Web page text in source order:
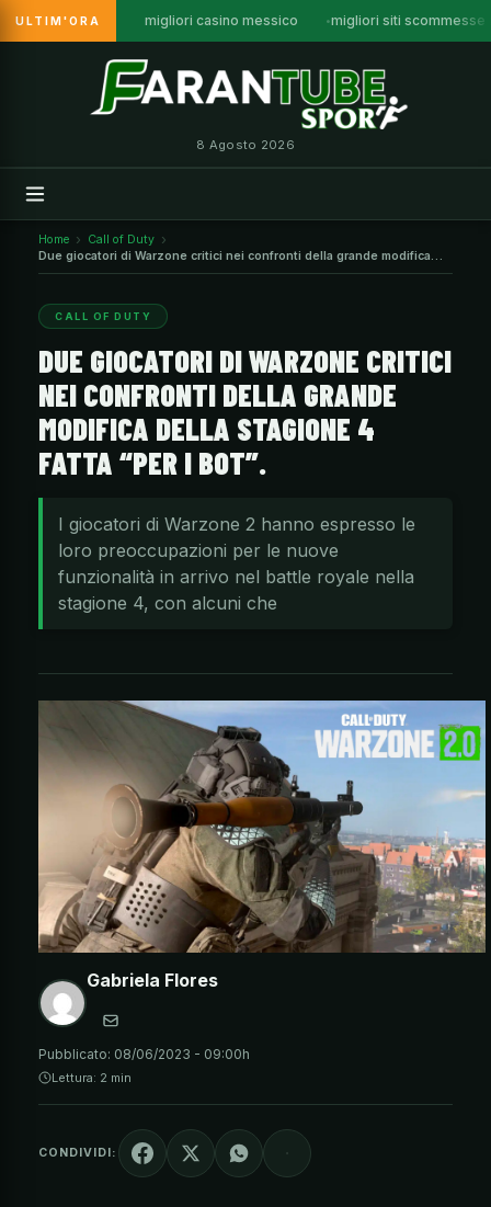
ULTIM'ORA migliori casino messico migliori siti scommesse
8 Agosto 2026
Home
Call of Duty
Due giocatori di Warzone critici nei confronti della grande modifica
della Stagione 4 fatta “per i bot”.
CALL OF DUTY
DUE GIOCATORI DI WARZONE CRITICI
NEI CONFRONTI DELLA GRANDE
MODIFICA DELLA STAGIONE 4
FATTA “PER I BOT”.
I giocatori di Warzone 2 hanno espresso le
loro preoccupazioni per le nuove
funzionalità in arrivo nel battle royale nella
stagione 4, con alcuni che
Gabriela Flores
Pubblicato: 08/06/2023 - 09:00h
Lettura: 2 min
CONDIVIDI: